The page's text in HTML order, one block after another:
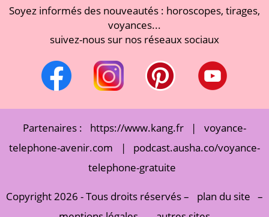
Soyez informés des nouveautés : horoscopes, tirages,
voyances...
suivez-nous sur nos réseaux sociaux
Partenaires : https://www.kang.fr |
voyance-
telephone-avenir.com
|
podcast.ausha.co/voyance-
telephone-gratuite
Copyright 2026 - Tous droits réservés – plan du site –